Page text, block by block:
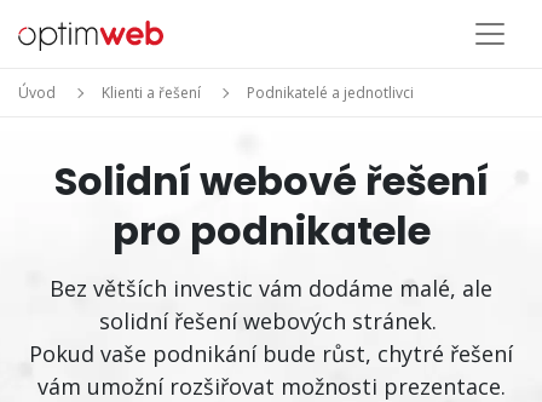
Úvod Klienti a řešení Podnikatelé a jednotlivci
Solidní webové řešení
pro podnikatele
Bez větších investic vám dodáme malé, ale
solidní řešení webových stránek.
Pokud vaše podnikání bude růst, chytré řešení
vám umožní rozšiřovat možnosti prezentace.